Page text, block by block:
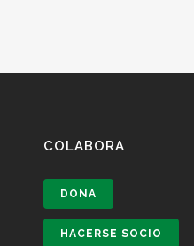
COLABORA
DONA
HACERSE SOCIO